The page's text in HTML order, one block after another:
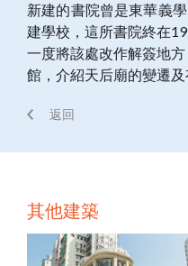
新建的書院曾是東華義
建學校，這所書院終在
一度將該處改作解簽地
館，介紹天后廟的變遷及
返回
其他建築